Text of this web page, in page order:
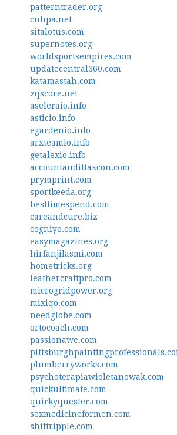
patterntrader.org
cnhpa.net
sitalotus.com
supernotes.org
worldsportsempires.com
updatecentral360.com
katamastah.com
zqscore.net
aseleraio.info
asticio.info
egardenio.info
arxteamio.info
getalexio.info
accountaudittaxcon.com
prymprint.com
sportkeeda.org
besttimespend.com
careandcure.biz
cogniyo.com
easymagazines.org
hirfanjilasmi.com
hometricks.org
leathercraftpro.com
microgridpower.org
mixiqo.com
needglobe.com
ortocoach.com
passionawe.com
plumberryworks.com
psychoterapiawioletanowak.com
quickultimate.com
quirkyquester.com
sexmedicineformen.com
shiftripple.com